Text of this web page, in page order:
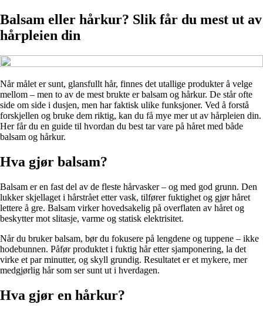
Balsam eller hårkur? Slik får du mest ut av
hårpleien din
Når målet er sunt, glansfullt hår, finnes det utallige produkter å velge
mellom – men to av de mest brukte er balsam og hårkur. De står ofte
side om side i dusjen, men har faktisk ulike funksjoner. Ved å forstå
forskjellen og bruke dem riktig, kan du få mye mer ut av hårpleien din.
Her får du en guide til hvordan du best tar vare på håret med både
balsam og hårkur.
Hva gjør balsam?
Balsam er en fast del av de fleste hårvasker – og med god grunn. Den
lukker skjellaget i hårstrået etter vask, tilfører fuktighet og gjør håret
lettere å gre. Balsam virker hovedsakelig på overflaten av håret og
beskytter mot slitasje, varme og statisk elektrisitet.
Når du bruker balsam, bør du fokusere på lengdene og tuppene – ikke
hodebunnen. Påfør produktet i fuktig hår etter sjamponering, la det
virke et par minutter, og skyll grundig. Resultatet er et mykere, mer
medgjørlig hår som ser sunt ut i hverdagen.
Hva gjør en hårkur?